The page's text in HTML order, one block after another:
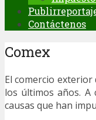
Contáctenos
Comex
El comercio
los últimos años. A
causas que han